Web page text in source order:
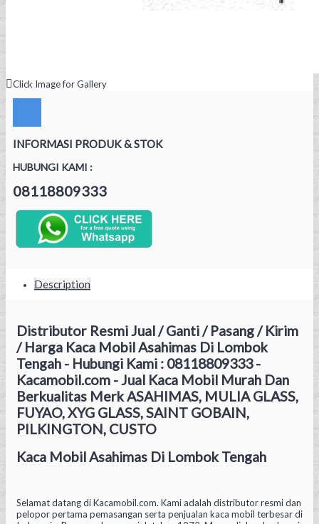
Click Image for Gallery
INFORMASI PRODUK & STOK
HUBUNGI KAMI :
08118809333
Description
Distributor Resmi Jual / Ganti / Pasang / Kirim
/ Harga Kaca Mobil Asahimas Di Lombok
Tengah - Hubungi Kami : 08118809333 -
Kacamobil.com - Jual Kaca Mobil Murah Dan
Berkualitas Merk ASAHIMAS, MULIA GLASS,
FUYAO, XYG GLASS, SAINT GOBAIN,
PILKINGTON, CUSTO
Kaca Mobil Asahimas Di Lombok Tengah
Selamat datang di Kacamobil.com. Kami adalah distributor resmi dan
pelopor pertama pemasangan serta penjualan kaca mobil terbesar di